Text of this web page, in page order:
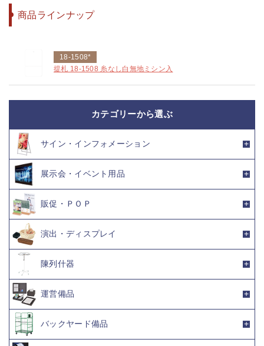
商品ラインナップ
18-1508*
提札 18-1508 糸なし白無地ミシン入
カテゴリーから選ぶ
サイン・インフォメーション
展示会・イベント用品
販促・ＰＯＰ
演出・ディスプレイ
陳列什器
運営備品
バックヤード備品